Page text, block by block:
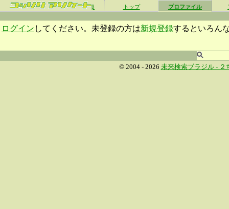
β トップ プロファイル
ログイン してください。未登録の方は新規登録するといろん
© 2004 - 2026 未来検索ブラジル - ２